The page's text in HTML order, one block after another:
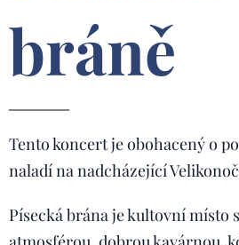
bráně
Tento koncert je obohacený o
naladí na nadcházející
Písecká brána je kultovní místo